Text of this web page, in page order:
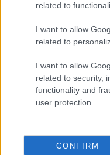
related to
I want to allow
related to
I want to allow
related to security,
functionality and
user protection.
CONFIRM